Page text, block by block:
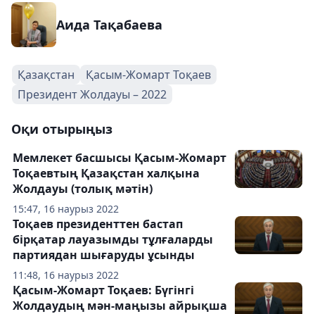
Аида Тақабаева
Қазақстан
Қасым-Жомарт Тоқаев
Президент Жолдауы – 2022
Оқи отырыңыз
15:47, 16 наурыз 2022
Мемлекет басшысы Қасым-Жомарт
Тоқаевтың Қазақстан халқына
Жолдауы (толық мәтін)
11:48, 16 наурыз 2022
Тоқаев президенттен бастап
бірқатар лауазымды тұлғаларды
партиядан шығаруды ұсынды
Қасым-Жомарт Тоқаев: Бүгінгі
Жолдаудың мән-маңызы айрықша